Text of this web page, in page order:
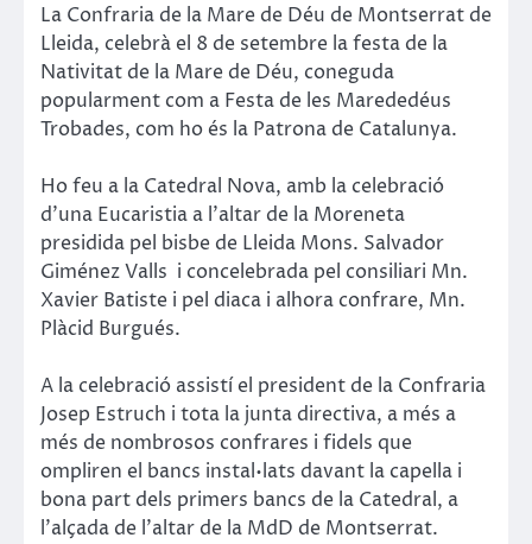
La Confraria de la Mare de Déu de Montserrat de
Lleida, celebrà el 8 de setembre la festa de la
Nativitat de la Mare de Déu, coneguda
popularment com a Festa de les Marededéus
Trobades, com ho és la Patrona de Catalunya.
Ho feu a la Catedral Nova, amb la celebració
d’una Eucaristia a l’altar de la Moreneta
presidida pel bisbe de Lleida Mons. Salvador
Giménez Valls i concelebrada pel consiliari Mn.
Xavier Batiste i pel diaca i alhora confrare, Mn.
Plàcid Burgués.
A la celebració assistí el president de la Confraria
Josep Estruch i tota la junta directiva, a més a
més de nombrosos confrares i fidels que
ompliren el bancs instal•lats davant la capella i
bona part dels primers bancs de la Catedral, a
l’alçada de l’altar de la MdD de Montserrat.